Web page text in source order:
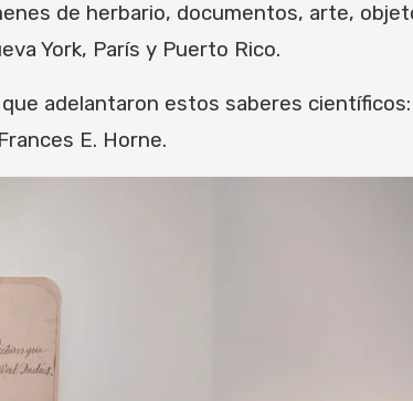
de herbario, documentos, arte,
York, París y Puerto Rico.
adelantaron estos saberes
E. Horne.